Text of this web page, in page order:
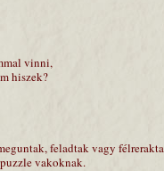
vinni,
hiszek?
feladtak vagy
vakoknak.